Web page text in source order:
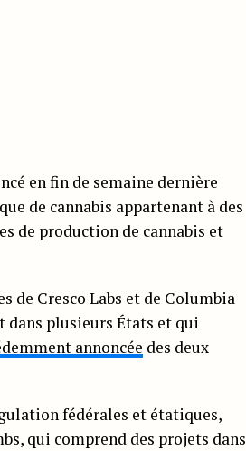
en fin de semaine dernière
de cannabis appartenant à des
de production de cannabis et
de Cresco Labs et de Columbia
dans plusieurs États et qui
annoncée des deux
fédérales et étatiques,
qui comprend des projets dans